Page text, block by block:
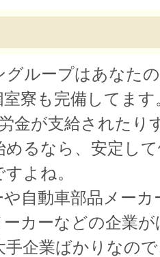
グループはあなた
寮も完備してま
金が支給されたり
めるなら、安定し
よね。
自動車部品メーカ
ーカーなどの企業
企業ばかりなの